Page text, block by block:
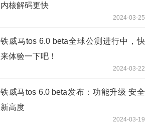
内核解码更快
2024-03-25
铁威马tos 6.0 beta全球公测进行中，快
来体验一下吧！
2024-03-22
铁威马tos 6.0 beta发布：功能升级 安全
新高度
2024-03-19